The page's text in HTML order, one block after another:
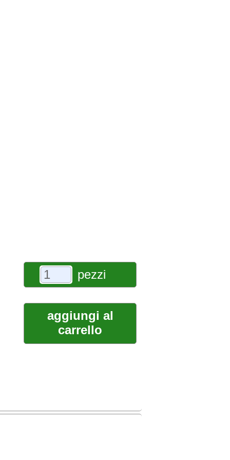
pezzi
aggiungi al
carrello